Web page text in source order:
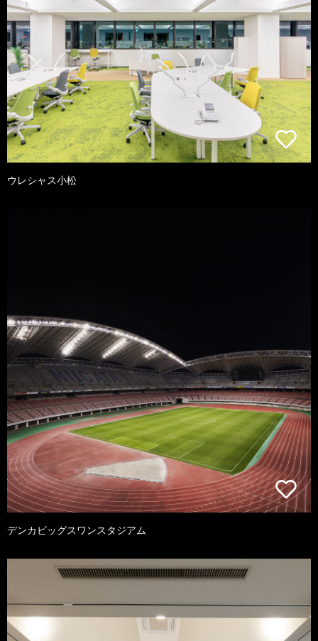
ウレシャス小松
デンカビッグスワンスタジアム